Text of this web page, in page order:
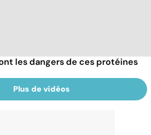
les dangers de ces protéines
Plus de vidéos